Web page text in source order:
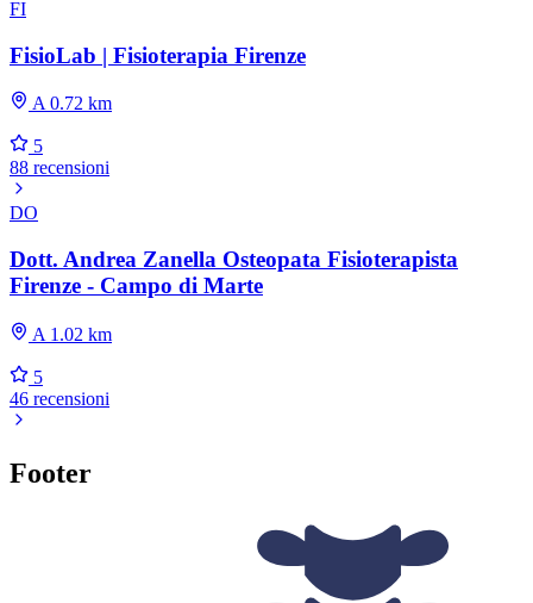
FI
FisioLab | Fisioterapia Firenze
A 0.72 km
5
88 recensioni
DO
Dott. Andrea Zanella Osteopata Fisioterapista
Firenze - Campo di Marte
A 1.02 km
5
46 recensioni
Footer